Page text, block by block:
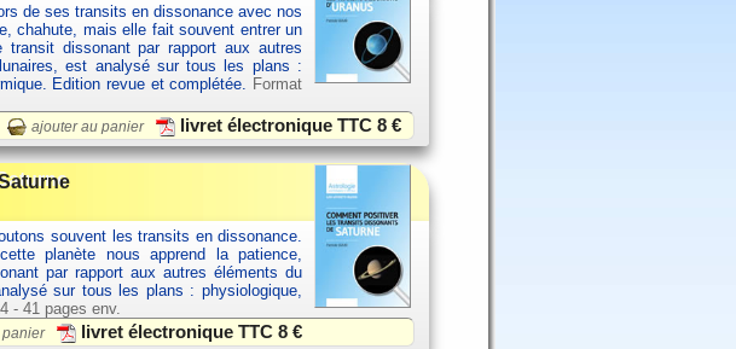
de ses transits en dissonance avec nos
chahute, mais elle fait souvent entrer un
dissonant par rapport aux autres
est analysé sur tous les plans :
Edition revue et complétée. Format
ajouter au panier livret électronique TTC8 €
souvent les transits en dissonance.
planète nous apprend la patience,
par rapport aux autres éléments du
sur tous les plans : physiologique,
- 41 pages env.
livret électronique TTC8 €